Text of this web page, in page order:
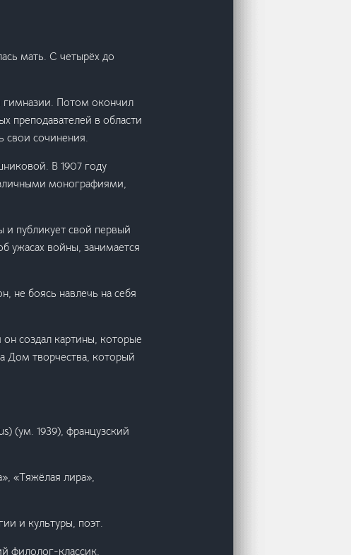
мать. С четырёх до
Потом окончил
преподавателей в области
свои сочинения.
В 1907 году
монографиями,
и публикует свой первый
ужасах войны, занимается
не боясь навлечь на себя
создал картины, которые
Дом творчества, который
(ум. 1939), французский
«Тяжёлая лира»,
и культуры, поэт.
филолог-классик,